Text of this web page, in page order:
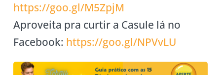
https://goo.gl/M5ZpjM
Aproveita pra curtir a Casule lá no
Facebook: https://goo.gl/NPVvLU